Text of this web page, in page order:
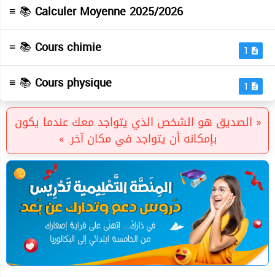
≡ 📚 Calculer Moyenne 2025/2026
≡ 📚 Cours chimie 1
≡ 📚 Cours physique 1
« الصديق هو الشخص الذي يتواجد معك عندما يكون
بإمكانه أن يتواجد في مكان آخر. »